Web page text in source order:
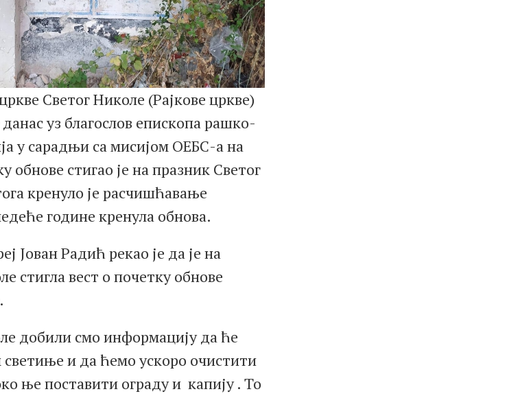
Светог Николе (Рајкове цркве)
уз благослов епископа рашко-
у сарадњи са мисијом ОЕБС-а на
обнове стигао је на празник Светог
кренуло је расчишћавање
године кренула обнова.
Јован Радић рекао је да је на
стигла вест о почетку обнове
добили смо информацију да ће
и да ћемо ускоро очистити
ње поставити ограду и капију . То